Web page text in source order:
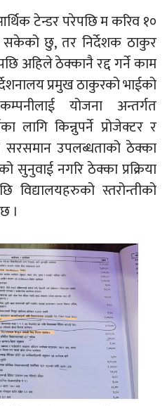
टेन्डर परेपछि म करिव १०
सकेको छु, तर निर्देशक ठाकुर
अहिले ठेक्कानै रद्द गर्ने काम
प्रमुख ठाकुरको भाईको
योजना अन्तर्गत
लागि किन्नुपर्ने प्रोजेक्टर र
उपलब्धताको ठेक्का
नगरि ठेक्का प्रक्रिया
विद्यालयहरुको स्तरोन्तीको
।